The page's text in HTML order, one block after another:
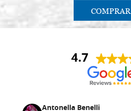
COMPRAR
4.7
Antonella Benelli